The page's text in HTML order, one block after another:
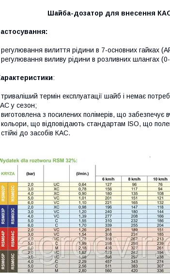
Шайба-дозатор для внесення
регулювання вилиття рідини в 7-основних гайках
регулювання виливу рідини в розливних шлангах
:
триваліший термін експлуатації шайб і немає
у сезон;
виготовлена з посилених полімерів, що забезпечує
кольори, що відповідають стандартам ISO, що
стійкі до засобів КАС.